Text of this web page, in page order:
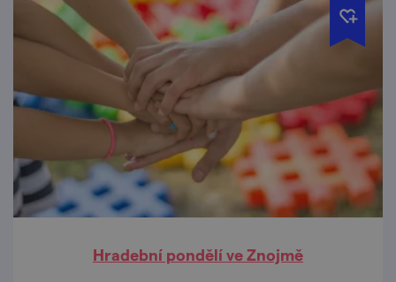
Hradební pondělí ve Znojmě